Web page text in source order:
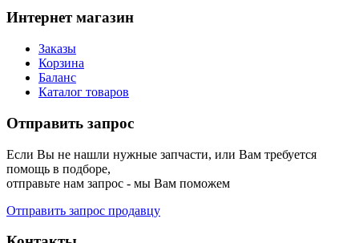
Интернет магазин
Заказы
Корзина
Баланс
Каталог товаров
Отправить запрос
Если Вы не нашли нужные запчасти, или Вам требуется
помощь в подборе,
отправьте нам запрос - мы Вам поможем
Отправить запрос продавцу